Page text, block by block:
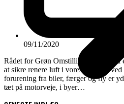
09/11/2020
Rådet for Grøn Omstilling har lige nu
at sikre renere luft i vores byer. Vi ved
forurening fra biler, færger og fly er
tæt på motorveje, i byer…